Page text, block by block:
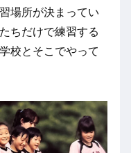
場所が決まってい
ちだけで練習する
校とそこでやって